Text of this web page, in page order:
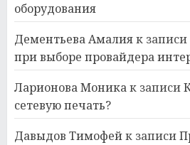
оборудования
Дементьева Амалияк записи
при выборе провайдера
Ларионова Моникак записи
сетевую печать?
Давыдов Тимофейк записи